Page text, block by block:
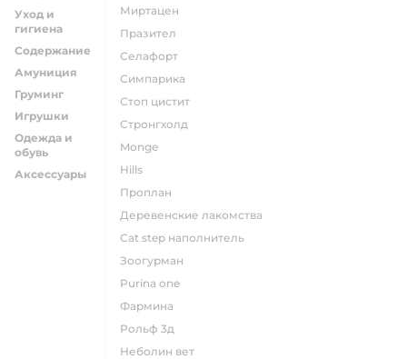
Уход и
гигиена
Содержание
Амуниция
Груминг
Игрушки
Одежда и
обувь
Аксессуары
миртацен
празител
селафорт
симпарика
стоп цистит
стронгхолд
monge
hills
проплан
деревенские лакомства
cat step наполнитель
зоогурман
purina one
фармина
рольф 3д
неболин вет